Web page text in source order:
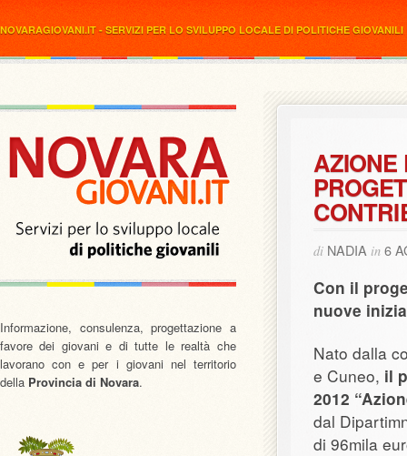
NOVARAGIOVANI.IT - SERVIZI PER LO SVILUPPO LOCALE DI POLITICHE GIOVANILI
AZIONE
di NADIA in 6
Con il
nuove
Nato dalla
e Cuneo, il
2012
dal
di 96mila
Informazione, consulenza, progettazione a
favore dei giovani e di tutte le realtà che
lavorano con e per i giovani nel territorio
della Provincia di Novara.